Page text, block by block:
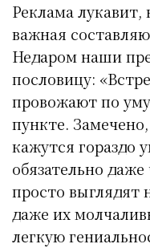
Реклама
важная
Недаром наши
пословицу:
провожают по
пункте.
кажутся гораздо
обязательно
просто выглядят
даже их
легкую